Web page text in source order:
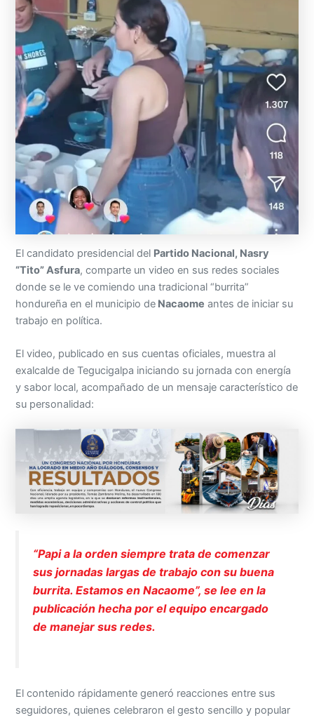
El candidato presidencial del Partido Nacional, Nasry
“Tito” Asfura, comparte un video en sus redes sociales
donde se le ve comiendo una tradicional “burrita”
hondureña en el municipio de Nacaome antes de iniciar su
trabajo en política.
El video, publicado en sus cuentas oficiales, muestra al
exalcalde de Tegucigalpa iniciando su jornada con energía
y sabor local, acompañado de un mensaje característico de
su personalidad:
“Papi a la orden siempre trata de comenzar
sus jornadas largas de trabajo con su buena
burrita. Estamos en Nacaome”, se lee en la
publicación hecha por el equipo encargado
de manejar sus redes.
El contenido rápidamente generó reacciones entre sus
seguidores, quienes celebraron el gesto sencillo y popular